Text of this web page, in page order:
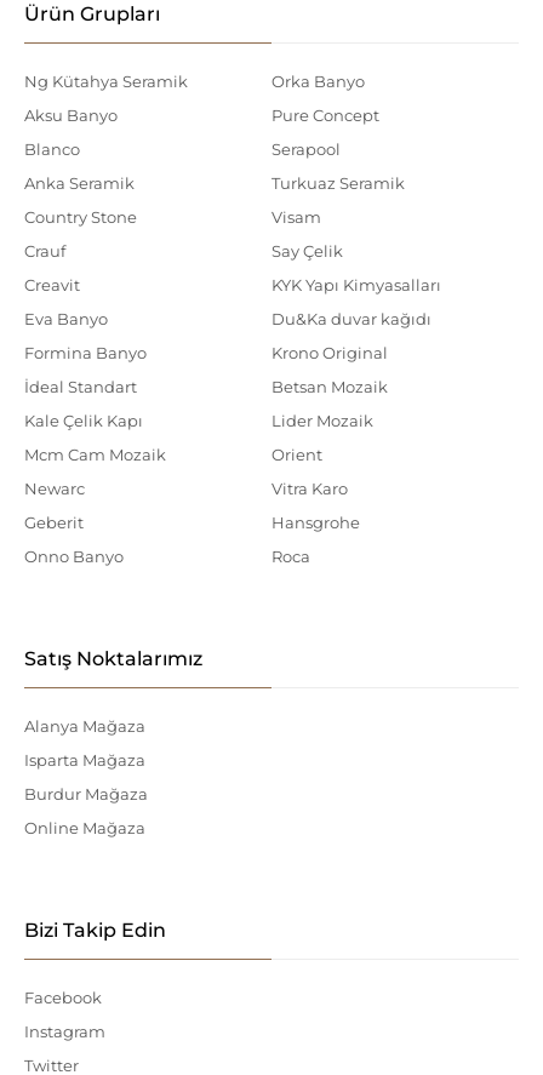
Ürün Grupları
Ng Kütahya Seramik
Aksu Banyo
Blanco
Anka Seramik
Country Stone
Crauf
Creavit
Eva Banyo
Formina Banyo
İdeal Standart
Kale Çelik Kapı
Mcm Cam Mozaik
Newarc
Geberit
Onno Banyo
Orka Banyo
Pure Concept
Serapool
Turkuaz Seramik
Visam
Say Çelik
KYK Yapı Kimyasalları
Du&Ka duvar kağıdı
Krono Original
Betsan Mozaik
Lider Mozaik
Orient
Vitra Karo
Hansgrohe
Roca
Satış Noktalarımız
Alanya Mağaza
Isparta Mağaza
Burdur Mağaza
Online Mağaza
Bizi Takip Edin
Facebook
Instagram
Twitter